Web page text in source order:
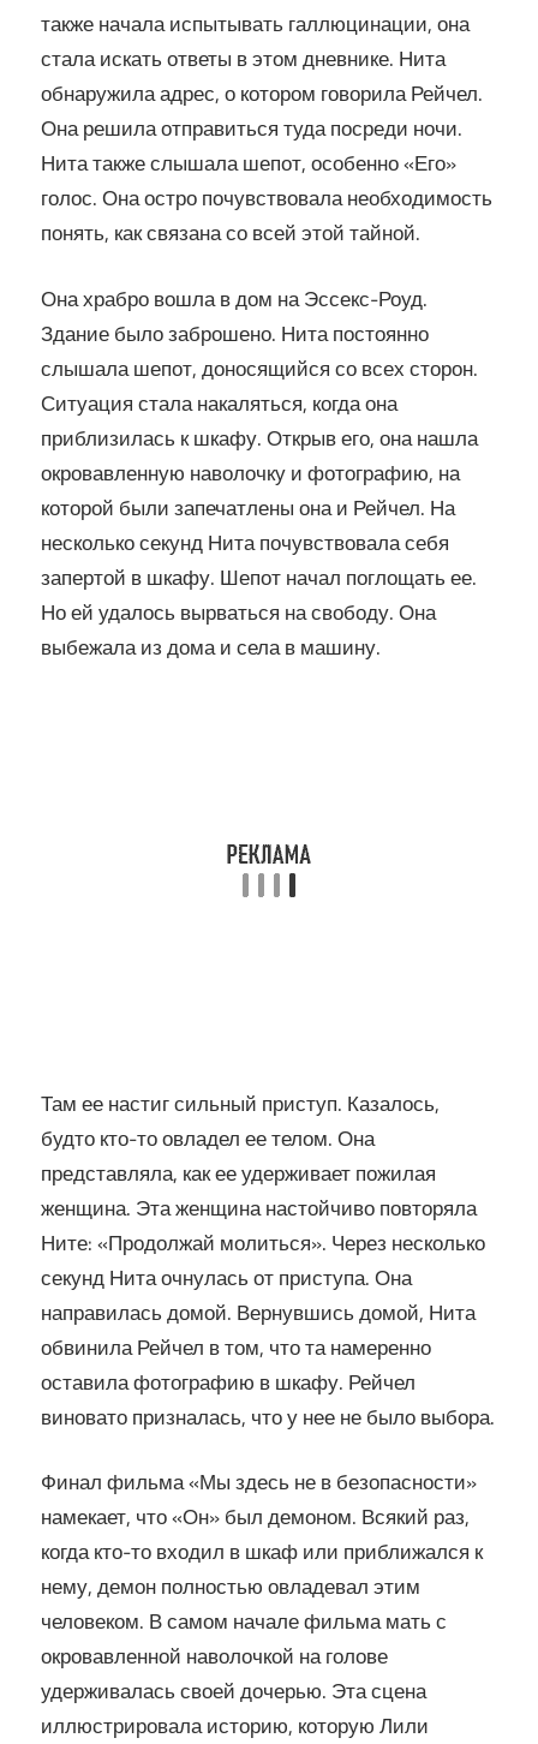
также начала испытывать галлюцинации, она
стала искать ответы в этом дневнике. Нита
обнаружила адрес, о котором говорила Рейчел.
Она решила отправиться туда посреди ночи.
Нита также слышала шепот, особенно «Его»
голос. Она остро почувствовала необходимость
понять, как связана со всей этой тайной.
Она храбро вошла в дом на Эссекс-Роуд.
Здание было заброшено. Нита постоянно
слышала шепот, доносящийся со всех сторон.
Ситуация стала накаляться, когда она
приблизилась к шкафу. Открыв его, она нашла
окровавленную наволочку и фотографию, на
которой были запечатлены она и Рейчел. На
несколько секунд Нита почувствовала себя
запертой в шкафу. Шепот начал поглощать ее.
Но ей удалось вырваться на свободу. Она
выбежала из дома и села в машину.
Там ее настиг сильный приступ. Казалось,
будто кто-то овладел ее телом. Она
представляла, как ее удерживает пожилая
женщина. Эта женщина настойчиво повторяла
Ните: «Продолжай молиться». Через несколько
секунд Нита очнулась от приступа. Она
направилась домой. Вернувшись домой, Нита
обвинила Рейчел в том, что та намеренно
оставила фотографию в шкафу. Рейчел
виновато призналась, что у нее не было выбора.
Финал фильма «Мы здесь не в безопасности»
намекает, что «Он» был демоном. Всякий раз,
когда кто-то входил в шкаф или приближался к
нему, демон полностью овладевал этим
человеком. В самом начале фильма мать с
окровавленной наволочкой на голове
удерживалась своей дочерью. Эта сцена
иллюстрировала историю, которую Лили